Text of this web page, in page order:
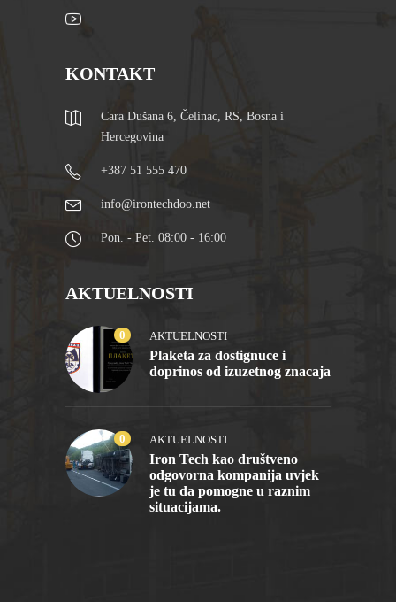
KONTAKT
Cara Dušana 6, Čelinac, RS, Bosna i
Hercegovina
+387 51 555 470
info@irontechdoo.net
Pon. - Pet. 08:00 - 16:00
AKTUELNOSTI
0 AKTUELNOSTI
Plaketa za dostignuce i
doprinos od izuzetnog znacaja
0 AKTUELNOSTI
Iron Tech kao društveno
odgovorna kompanija uvjek
je tu da pomogne u raznim
situacijama.